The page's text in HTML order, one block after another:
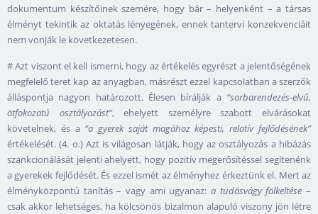
dokumentum készítőinek szemére, hogy bár – helyenként – a társas
élményt tekintik az oktatás lényegének, ennek tantervi konzekvenciáit
nem vonják le következetesen.
# Azt viszont el kell ismerni, hogy az értékelés egyrészt a jelentőségének
megfelelő teret kap az anyagban, másrészt ezzel kapcsolatban a szerzők
álláspontja nagyon határozott. Élesen bírálják a “sorbarendezés-elvű,
ötfokozatú osztályozást”, ehelyett személyre szabott elvárásokat
követelnek, és a “a gyerek saját magához képesti, relatív fejlődésének”
értékelését. (4. o.) Azt is világosan látják, hogy az osztályozás a hibázás
szankcionálását jelenti ahelyett, hogy pozitív megerősítéssel segítenénk
a gyerekek fejlődését. És ezzel ismét az élményhez érkeztünk el. Mert az
élményközpontú tanítás – vagy ami ugyanaz: a tudásvágy fölkeltése –
csak akkor lehetséges, ha kölcsönös bizalmon alapuló viszony jön létre